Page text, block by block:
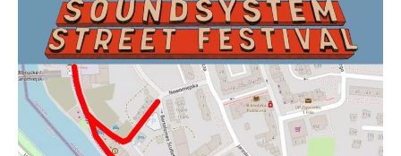
Zapamiętaj moje dane w tej przeglądarce podczas
pisania kolejnych komentarzy.